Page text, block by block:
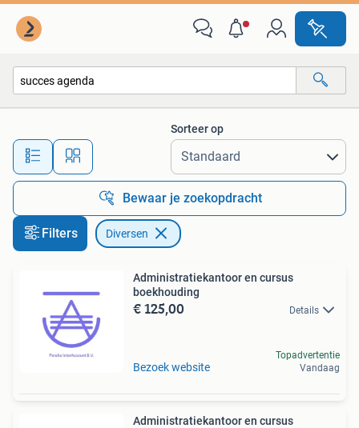
Alle afstanden…
Sorteer op
Bewaar je zoekopdracht
Filters Diversen
Administratiekantoor en cursus
boekhouding
€ 125,00 Details
Bezoek website
Topadvertentie
Vandaag
Administratiekantoor en cursus